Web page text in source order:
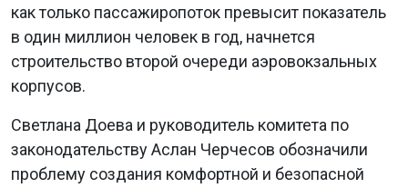
как только пассажиропоток превысит показатель
в один миллион человек в год, начнется
строительство второй очереди аэровокзальных
корпусов.
Светлана Доева и руководитель комитета по
законодательству Аслан Черчесов обозначили
проблему создания комфортной и безопасной